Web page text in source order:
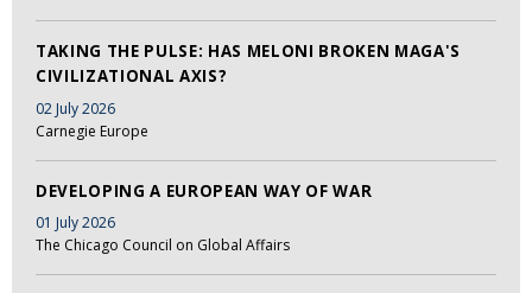
TAKING THE PULSE: HAS MELONI BROKEN MAGA'S
CIVILIZATIONAL AXIS?
02 July 2026
Carnegie Europe
DEVELOPING A EUROPEAN WAY OF WAR
01 July 2026
The Chicago Council on Global Affairs